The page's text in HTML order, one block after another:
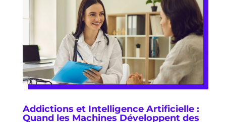
Addictions et Intelligence Artificielle :
Quand les Machines Développent des